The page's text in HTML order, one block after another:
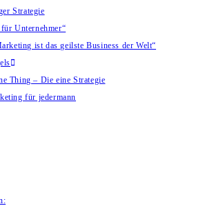
Strategie
Unternehmer“
ist das geilste Business der Welt“
Thing – Die eine Strategie
für jedermann